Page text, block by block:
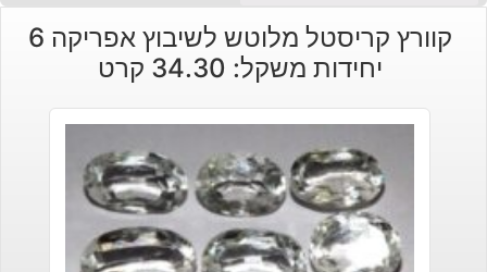
המקורי
היה:
הנוכחי
הוא:
קוורץ קריסטל מלוטש לשיבוץ אפריקה 6
יחידות משקל: 34.30 קרט